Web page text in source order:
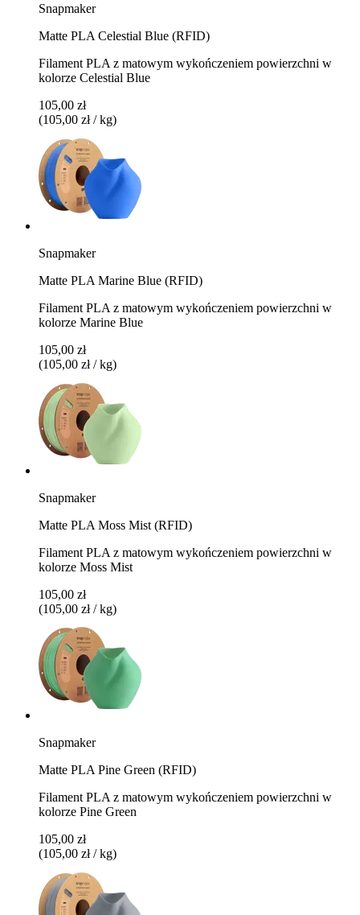
Snapmaker
Matte PLA Celestial Blue (RFID)
Filament PLA z matowym wykończeniem powierzchni w
kolorze Celestial Blue
105,00 zł
(105,00 zł / kg)
Snapmaker
Matte PLA Marine Blue (RFID)
Filament PLA z matowym wykończeniem powierzchni w
kolorze Marine Blue
105,00 zł
(105,00 zł / kg)
Snapmaker
Matte PLA Moss Mist (RFID)
Filament PLA z matowym wykończeniem powierzchni w
kolorze Moss Mist
105,00 zł
(105,00 zł / kg)
Snapmaker
Matte PLA Pine Green (RFID)
Filament PLA z matowym wykończeniem powierzchni w
kolorze Pine Green
105,00 zł
(105,00 zł / kg)